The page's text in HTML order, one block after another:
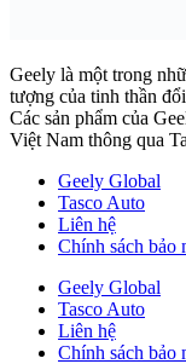
Geely là một trong
tượng của tinh thần
Các sản phẩm của
Việt Nam thông qua
Geely Global
Tasco Auto
Liên hệ
Chính sách bảo
Geely Global
Tasco Auto
Liên hệ
Chính sách bảo